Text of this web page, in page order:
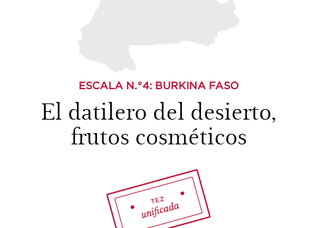
ESCALA N.°4: BURKINA FASO
El datilero del desierto,
frutos cosméticos